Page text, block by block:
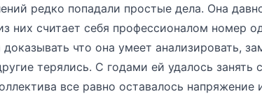
редко попадали простые дела. Она
них считает себя профессионалом номер
что она умеет анализировать,
терялись. С годами ей удалось занять
все равно оставалось